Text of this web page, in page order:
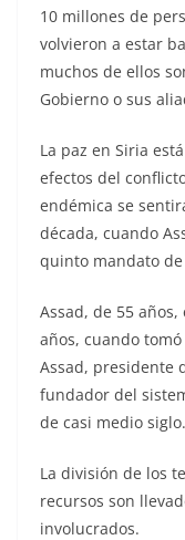
10 millones de
volvieron a estar
muchos de ellos
Gobierno o sus
La paz en Siria
efectos del
endémica se
década, cuando
quinto mandato de
Assad, de 55
años, cuando
Assad, presidente
fundador del
de casi medio siglo.
La división de los
recursos son
involucrados.